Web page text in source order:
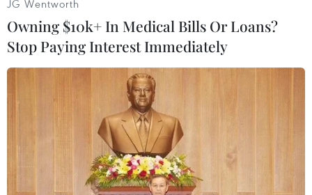
53.099.827 ca nhiễm trong khi con số này ở
Nam Mỹ là 37.775.070 ca.
Tuy nhiên, châu Âu đứng đầu thế giới về số ca
tử vong, hiện đã lên tới 1.221.876 ca, tiếp đến là
Nam Mỹ với 1.154.418 ca. Châu Á đứng thứ ba
với 1.120.492 ca trong khi Bắc Mỹ đã ghi nhận
1.076.959 ca tử vong.
Châu Âu
JG Wentworth
Owning $10k+ In Medical Bills Or Loans?
Stop Paying Interest Immediately